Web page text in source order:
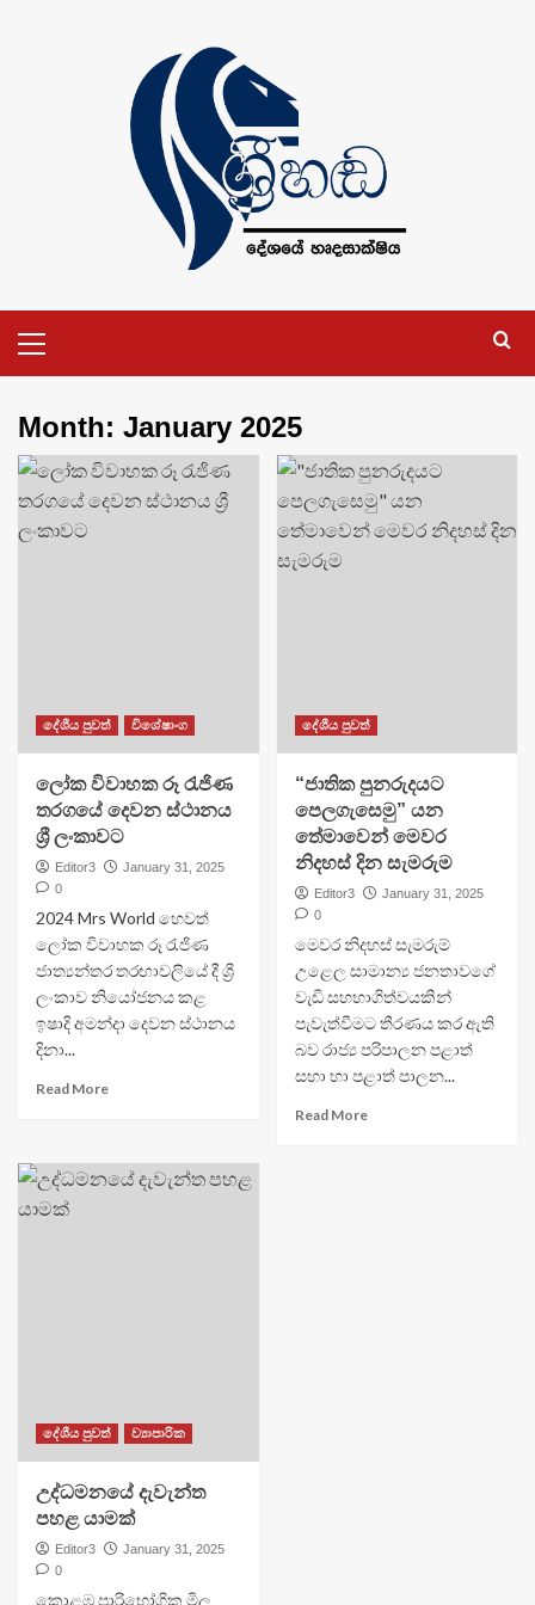
Menu
Month: January 2025
දේශීය පුවත් විශේෂාංග
ලෝක විවාහක රූ රැජිණ
තරගයේ දෙවන ස්ථානය
ශ්‍රී ලංකාවට
Editor3
January 31, 2025
0
2024 Mrs World හෙවත්
ලෝක විවාහක රූ රැජිණ
ජාත්‍යන්තර තරඟාවලියේ දී ශ්‍රී
ලංකාව නියෝජනය කළ
ඉෂාදි අමන්දා දෙවන ස්ථානය
දිනා...
Read More
දේශීය පුවත්
“ජාතික පුනරුදයට
පෙලගැසෙමු” යන
තේමාවෙන් මෙවර
නිදහස් දින සැමරුම
Editor3
January 31, 2025
0
මෙවර නිදහස් සැමරුම්
උළෙල සාමාන්‍ය ජනතාවගේ
වැඩි සහභාගිත්වයකින්
පැවැත්වීමට තීරණය කර ඇති
බව රාජ්‍ය පරිපාලන පළාත්
සභා හා පළාත් පාලන...
Read More
දේශීය පුවත් ව්‍යාපාරික
උද්ධමනයේ දැවැන්ත
පහළ යාමක්
Editor3
January 31, 2025
0
කොළඹ පාරිභෝගික මිල